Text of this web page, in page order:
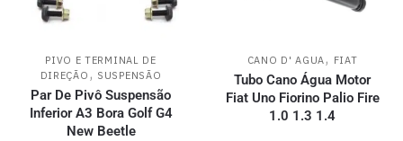
PIVO E TERMINAL DE
DIREÇÃO , SUSPENSÃO
Par De Pivô Suspensão
Inferior A3 Bora Golf G4
New Beetle
CANO D' AGUA, FIAT
Tubo Cano Água Motor
Fiat Uno Fiorino Palio Fire
1.0 1.3 1.4